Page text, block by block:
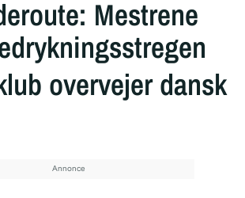
Mestrene
overvejer dansk